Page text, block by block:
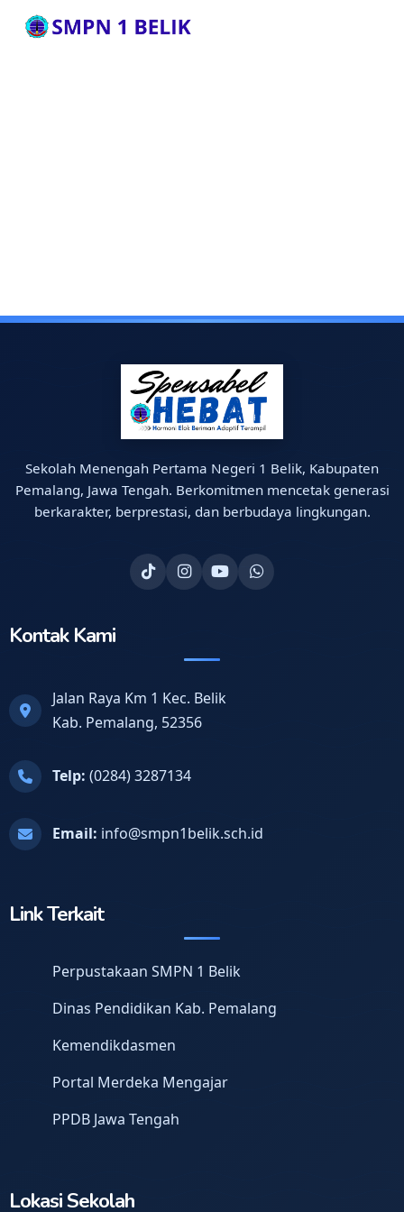
Sekolah Menengah Pertama Negeri 1 Belik, Kabupaten
Pemalang, Jawa Tengah. Berkomitmen mencetak generasi
berkarakter, berprestasi, dan berbudaya lingkungan.
Kontak Kami
Jalan Raya Km 1 Kec. Belik
Kab. Pemalang, 52356
Telp: (0284) 3287134
Email: info@smpn1belik.sch.id
Link Terkait
Perpustakaan SMPN 1 Belik
Dinas Pendidikan Kab. Pemalang
Kemendikdasmen
Portal Merdeka Mengajar
PPDB Jawa Tengah
Lokasi Sekolah